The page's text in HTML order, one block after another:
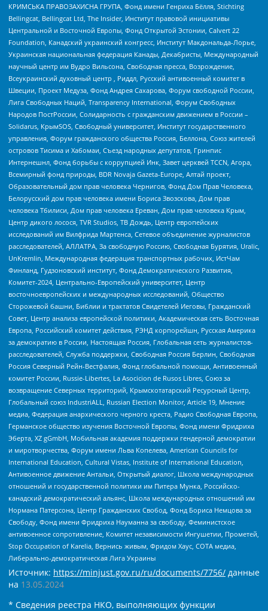
КРИМСЬКА ПРАВОЗАХИСНА ГРУПА, Фонд имени Генриха Бёлля, Stichting
Bellingcat, Bellingcat Ltd, The Insider, Институт правовой инициативы
Центральной и Восточной Европы, Фонд Открытой Эстонии, Calvert 22
Foundation, Канадский украинский конгресс, Институт Макдональда-Лорье,
Украинская национальная федерация Канады, Декабристы, Международный
научный центр им Вудро Вильсона, Свободная пресса, Возрождение,
Всеукраинский духовный центр , Риддл, Русский антивоенный комитет в
Швеции, Проект Медуза, Фонд Андрея Сахарова, Форум свободной России,
Лига Свободных Наций, Transparеncy International, Форум Свободных
Народов ПостРоссии, Солидарность с гражданским движением в России –
Solidarus, КрымSOS, Свободный университет, Институт государственного
управления, Форум гражданского общества Россия, Беллона, Союз жителей
островов Тисима и Хабомаи, Съезд народных депутатов, Гринпис
Интернешнл, Фонд борьбы с коррупцией Инк, Завет церквей TCCN, Агора,
Всемирный фонд природы, BDR Novaja Gazeta-Europe, Алтай проект,
Образовательный дом прав человека Чернигов, Фонд Дом Прав Человека,
Белорусский дом прав человека имени Бориса Звозскова, Дом прав
человека Тбилиси, Дом прав человека Ереван, Дом прав человека Крым,
Центр дикого лосося, TVR Studios, ТВ Дождь, Центр европейских
исследований им Вилфрида Мартенса, Сетевое объединение журналистов
расследователей, АЛЛАТРА, За свободную Россию, Свободная Бурятия, Uralic,
UnKremlin, Международная федерация транспортных рабочих, ИстЧам
Финланд, Гудзоновский институт, Фонд Демократического Развития,
Комитет-2024, Центрально-Европейский университет, Центр
восточноевропейских и международных исследований, Общество
Сторожевой башни, Библии и трактатов Свидетелей Иеговы, Гражданский
Совет, Центр анализа европейской политики, Академическая сеть Восточная
Европа, Российский комитет действия, РЭНД корпорейшн, Русская Америка
за демократию в России, Настоящая Россия, Глобальная сеть журналистов-
расследователей, Служба поддержки, Свободная Россия Берлин, Свободная
Россия Северный Рейн-Вестфалия, Фонд глобальной помощи, Антивоенный
комитет России, Russie-Libertes, La Asocicion de Rusos Libres, Союз за
возвращение Северных территорий, Крымскотатарский Ресурсный Центр,
Глобальный союз IndustriALL, Russian Election Monitor, Article 19, Мнение
медиа, Федерация анархического черного креста, Радио Свободная Европа,
Германское общество изучения Восточной Европы, Фонд имени Фридриха
Эберта, XZ gGmbH, Мобильная академия поддержки гендерной демократии
и миротворчества, Форум имени Льва Копелева, American Councils for
International Education, Cultural Vistas, Institute of International Education,
Антивоенное движение Антальи, Открытый диалог, Школа международных
отношений и государственной политики им Питера Мунка, Российско-
канадский демократический альянс, Школа международных отношений им
Нормана Патерсона, Центр Гражданских Свобод, Фонд Бориса Немцова за
Свободу, Фонд имени Фридриха Науманна за свободу, Феминистское
антивоенное сопротивление, Комитет независимости Ингушетии, Прометей,
Stop Occupation of Karelia, Вернись живым, Фридом Хаус, СОТА медиа,
Либерально-демократическая Лига Украины
Источник: https://minjust.gov.ru/ru/documents/7756/ данные
на 13.05.2024
* Сведения реестра НКО, выполняющих функции